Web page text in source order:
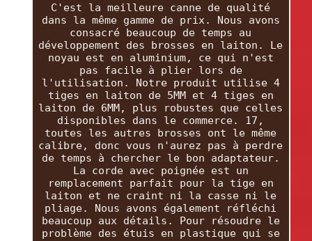
C'est la meilleure canne de qualité
dans la même gamme de prix. Nous avons
consacré beaucoup de temps au
développement des brosses en laiton. Le
noyau est en aluminium, ce qui n'est
pas facile à plier lors de
l'utilisation. Notre produit utilise 4
tiges en laiton de 5MM et 4 tiges en
laiton de 6MM, plus robustes que celles
disponibles dans le commerce. 17,
toutes les autres brosses ont le même
calibre, donc vous n'aurez pas à perdre
de temps à chercher le bon adaptateur.
La corde avec poignée est un
remplacement parfait pour la tige en
laiton et ne craint ni la casse ni le
pliage. Nous avons également réfléchi
beaucoup aux détails. Pour résoudre le
problème des étuis en plastique qui se